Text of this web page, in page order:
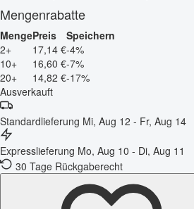
Mengenrabatte
MengePreis
Speichern
2+
17,14 €-4%
10+
16,60 €-7%
20+
14,82 €-17%
Ausverkauft
Standardlieferung Mi, Aug 12 - Fr, Aug 14
Expresslieferung Mo, Aug 10 - Di, Aug 11
30 Tage Rückgaberecht